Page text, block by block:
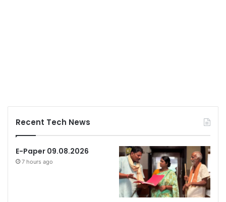
Recent Tech News
E-Paper 09.08.2026
7 hours ago